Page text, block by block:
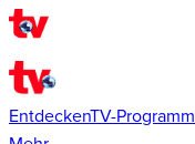
EntdeckenTV-Programm